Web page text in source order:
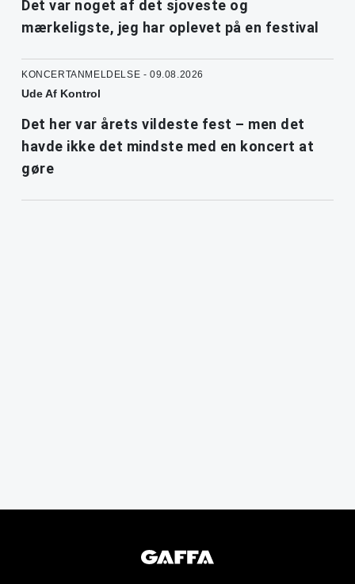
Det var noget af det sjoveste og
mærkeligste, jeg har oplevet på en festival
KONCERTANMELDELSE - 09.08.2026
Ude Af Kontrol
Det her var årets vildeste fest – men det
havde ikke det mindste med en koncert at
gøre